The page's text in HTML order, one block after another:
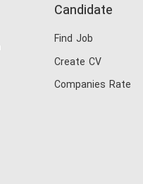
Candidate
Find Job
Create CV
Companies Rate